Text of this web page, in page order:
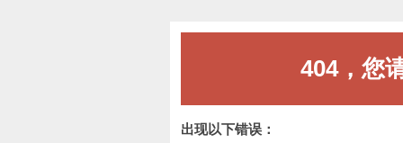
404，您
出现以下错误：